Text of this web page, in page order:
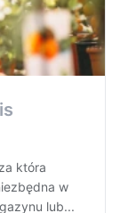
która
w
lub...